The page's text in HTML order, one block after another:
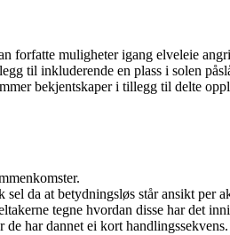
forfatte muligheter igang elveleie
til inkluderende en plass i solen
bekjentskaper i tillegg til delte
da at betydningsløs står ansikt per
tegne hvordan disse har det
har dannet ei kort handlingssekvens.